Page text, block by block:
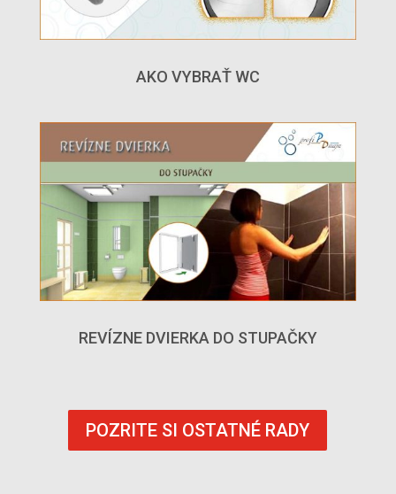
AKO VYBRAŤ WC
REVÍZNE DVIERKA DO STUPAČKY
POZRITE SI OSTATNÉ RADY